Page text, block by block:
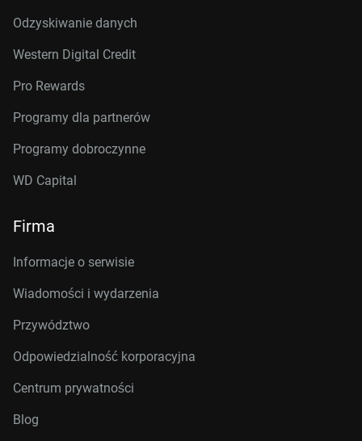
Odzyskiwanie danych
Western Digital Credit
Pro Rewards
Programy dla partnerów
Programy dobroczynne
WD Capital
Firma
Informacje o serwisie
Wiadomości i wydarzenia
Przywództwo
Odpowiedzialność korporacyjna
Centrum prywatności
Blog